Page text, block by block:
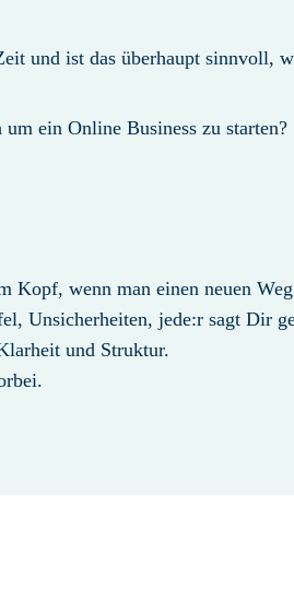
und ist das überhaupt sinnvoll,
ein Online Business zu starten?
Kopf, wenn man einen neuen
Unsicherheiten, jede:r sagt Dir
und Struktur.